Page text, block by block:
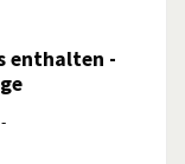
enthalten -